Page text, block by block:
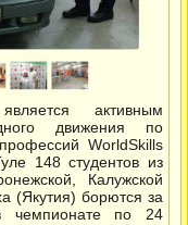
активным
движения по
WorldSkills
148 студентов из
Калужской
(Якутия) борются за
чемпионате по 24